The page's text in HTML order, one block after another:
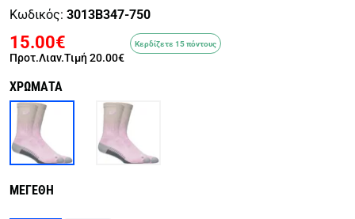
Κωδικός: 3013B347-750
15.00€
Προτ.Λιαν.Τιμή 20.00€
Κερδίζετε 15 πόντους
ΧΡΩΜΑΤΑ
ΜΕΓΕΘΗ